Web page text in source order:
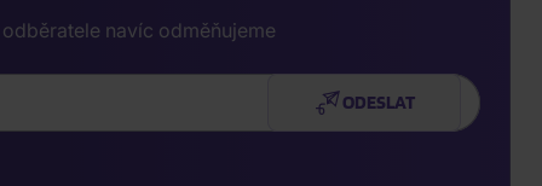
navíc odměňujeme
ODESLAT